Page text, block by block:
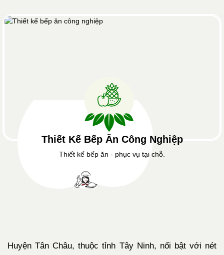
Thiết Kế Bếp Ăn Công Nghiệp
Thiết kế bếp ăn - phục vụ tại chỗ.
Huyện Tân Châu, thuộc tỉnh Tây Ninh, nổi bật với nét